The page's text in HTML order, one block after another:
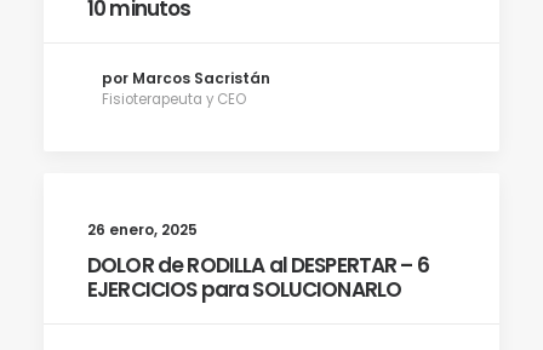
10 minutos
por Marcos Sacristán
Fisioterapeuta y CEO
26 enero, 2025
DOLOR de RODILLA al DESPERTAR – 6
EJERCICIOS para SOLUCIONARLO